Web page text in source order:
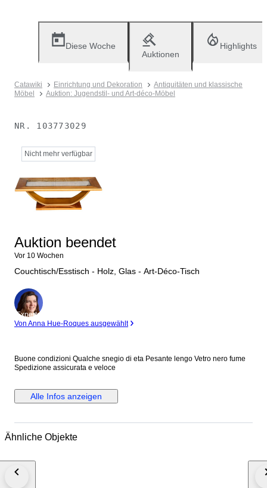
Diese Woche
Auktionen
Highlights
Catawiki Einrichtung und Dekoration
Antiquitäten und klassische
Möbel
Auktion: Jugendstil- und Art-déco-Möbel
NR. 103773029
Nicht mehr verfügbar
Auktion beendet
Vor 10 Wochen
Couchtisch/Esstisch - Holz, Glas - Art-Déco-Tisch
Experte
Von Anna Hue-Roques ausgewählt
Buone condizioni Qualche snegio di eta Pesante lengo Vetro nero fume
Spedizione assicurata e veloce
Alle Infos anzeigen
Ähnliche Objekte